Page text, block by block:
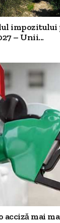
– Unii...
mai